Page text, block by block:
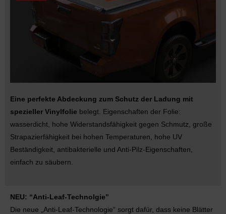
Eine perfekte Abdeckung zum Schutz der Ladung mit
spezieller Vinylfolie belegt. Eigenschaften der Folie:
wasserdicht, hohe Widerstandsfähigkeit gegen Schmutz, große
Strapazierfähigkeit bei hohen Temperaturen, hohe UV
Beständigkeit, antibakterielle und Anti-Pilz-Eigenschaften,
einfach zu säubern.
NEU: “Anti-Leaf-Technolgie”
Die neue „Anti-Leaf-Technologie“ sorgt dafür, dass keine Blätter